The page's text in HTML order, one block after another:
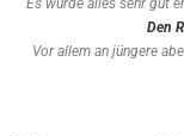
Es wurde alles sehr gut
Den
Vor allem an jüngere